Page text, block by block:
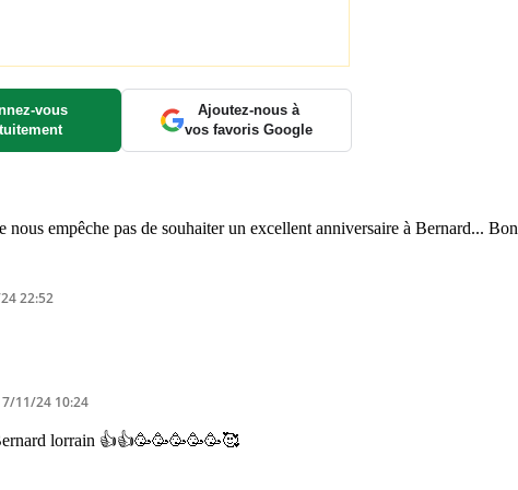
vous
Ajoutez-nous à
vos favoris Google
nous empêche pas de souhaiter un excellent anniversaire à Bernard... Bon
22:52
7/11/24 10:24
lorrain 👍👍🥳🥳🥳🥳🥳🥰